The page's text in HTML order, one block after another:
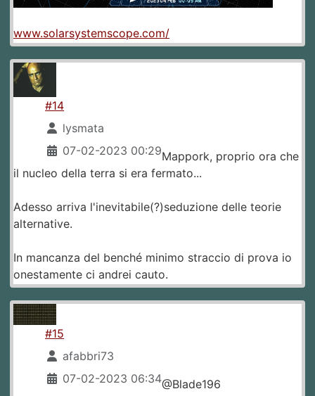
www.solarsystemscope.com/
#14
lysmata
07-02-2023 00:29Mappork, proprio ora che
il nucleo della terra si era fermato...
Adesso arriva l'inevitabile(?)seduzione delle teorie
alternative.
In mancanza del benché minimo straccio di prova io
onestamente ci andrei cauto.
#15
afabbri73
07-02-2023 06:34@Blade196